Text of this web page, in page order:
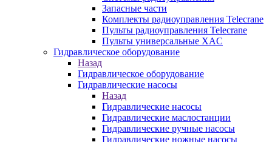
Запасные части
Комплекты радиоуправления Telecrane
Пульты радиоуправления Telecrane
Пульты универсальные XAC
Гидравлическое оборудование
Назад
Гидравлическое оборудование
Гидравлические насосы
Назад
Гидравлические насосы
Гидравлические маслостанции
Гидравлические ручные насосы
Гидравлические ножные насосы